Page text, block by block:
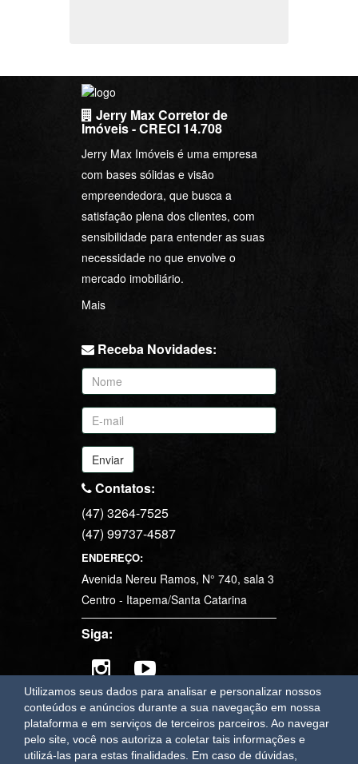
Utilizamos seus dados para analisar e personalizar nossos
conteúdos e anúncios durante a sua navegação em nossa
plataforma e em serviços de terceiros parceiros. Ao navegar
pelo site, você nos autoriza a coletar tais informações e
utilizá-las para estas finalidades. Em caso de dúvidas,
Jerry Max Corretor de
Imóveis - CRECI 14.708
Jerry Max Imóveis é uma empresa
com bases sólidas e visão
empreendedora, que busca a
satisfação plena dos clientes, com
sensibilidade para entender as suas
necessidade no que envolve o
mercado imobiliário.
Mais
Receba Novidades:
Enviar
Contatos:
(47) 3264-7525
(47) 99737-4587
ENDEREÇO:
Avenida Nereu Ramos, N° 740, sala 3
Centro - Itapema/Santa Catarina
Siga:
OAWEB sistemas e sites para imobiliárias em Itapema